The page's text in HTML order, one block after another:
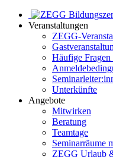
Veranstaltungen
ZEGG-
Häufige
Unterkünfte
Angebote
Mitwirken
Beratung
Teamtage
Seminarräume
ZEGG Urlaub